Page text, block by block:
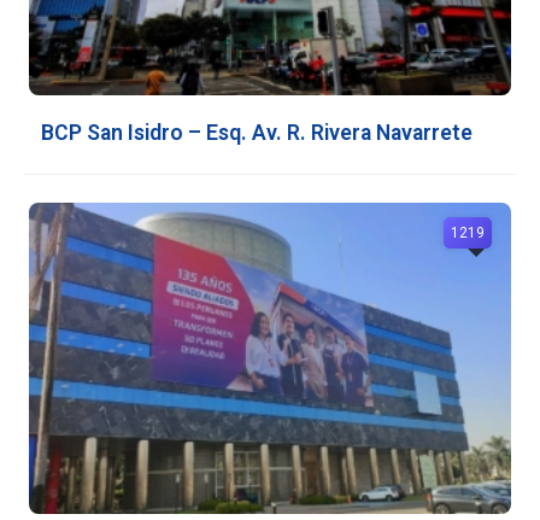
BCP San Isidro – Esq. Av. R. Rivera Navarrete
1219